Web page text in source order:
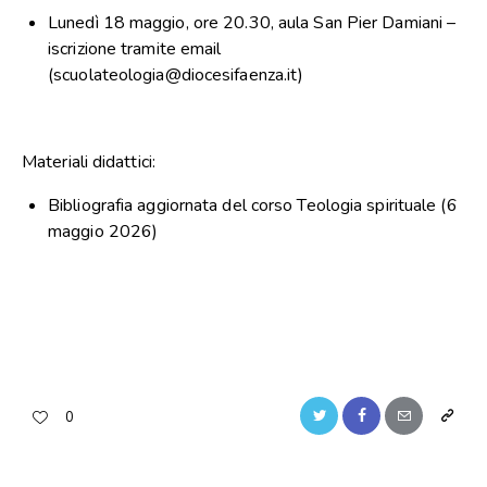
Lunedì 18 maggio, ore 20.30, aula San Pier Damiani –
iscrizione tramite email
(scuolateologia@diocesifaenza.it)
Materiali didattici:
Bibliografia aggiornata del corso Teologia spirituale (6
maggio 2026)
0 Twitter FacebookEmail
Copy